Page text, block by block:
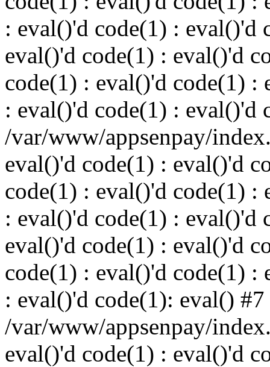
: eval()'d code(1) : eval()'d
eval()'d code(1) : eval()'d
code(1) : eval()'d code(1) :
: eval()'d code(1) : eval()'d
/var/www/appsenpay/
eval()'d code(1) : eval()'d
code(1) : eval()'d code(1) :
: eval()'d code(1) : eval()'d
eval()'d code(1) : eval()'d
code(1) : eval()'d code(1) :
: eval()'d code(1): eval() #7
/var/www/appsenpay/
eval()'d code(1) : eval()'d